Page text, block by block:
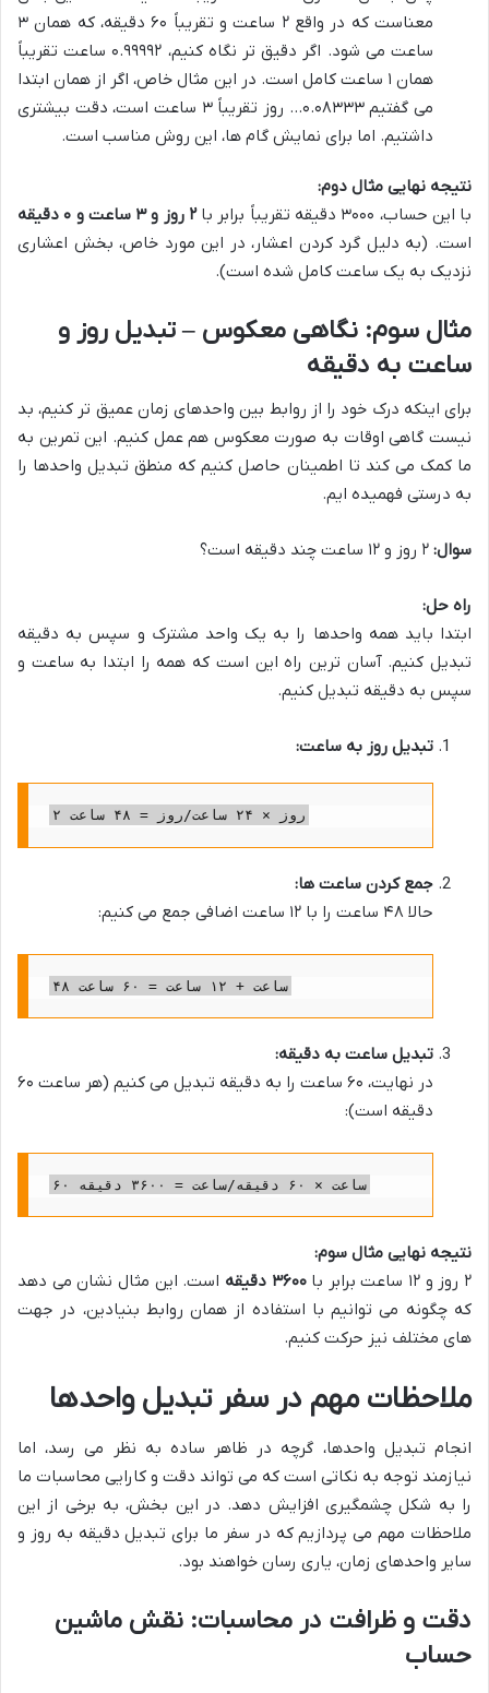
معناست که در واقع ۲ ساعت و تقریباً ۶۰ دقیقه، که همان ۳
ساعت می شود. اگر دقیق تر نگاه کنیم، ۰.۹۹۹۹۲ ساعت تقریباً
همان ۱ ساعت کامل است. در این مثال خاص، اگر از همان ابتدا
می گفتیم ۰.۰۸۳۳۳… روز تقریباً ۳ ساعت است، دقت بیشتری
داشتیم. اما برای نمایش گام ها، این روش مناسب است.
نتیجه نهایی مثال دوم:
با این حساب، ۳۰۰۰ دقیقه تقریباً برابر با
۲ روز و ۳ ساعت و ۰ دقیقه
است. (به دلیل گرد کردن اعشار، در این مورد خاص، بخش اعشاری
نزدیک به یک ساعت کامل شده است).
مثال سوم: نگاهی معکوس – تبدیل روز و
ساعت به دقیقه
برای اینکه درک خود را از روابط بین واحدهای زمان عمیق تر کنیم، بد
نیست گاهی اوقات به صورت معکوس هم عمل کنیم. این تمرین به
ما کمک می کند تا اطمینان حاصل کنیم که منطق تبدیل واحدها را
به درستی فهمیده ایم.
سوال:
راه حل:
ابتدا باید همه واحدها را به یک واحد مشترک و سپس به دقیقه
تبدیل کنیم. آسان ترین راه این است که همه را ابتدا به ساعت و
سپس به دقیقه تبدیل کنیم.
تبدیل روز به ساعت:
۲ روز × ۲۴ ساعت/روز = ۴۸ ساعت
جمع کردن ساعت ها:
حالا ۴۸ ساعت را با ۱۲ ساعت اضافی جمع می کنیم:
۴۸ ساعت + ۱۲ ساعت = ۶۰ ساعت
تبدیل ساعت به دقیقه:
در نهایت، ۶۰ ساعت را به دقیقه تبدیل می کنیم (هر ساعت ۶۰
دقیقه است):
۶۰ ساعت × ۶۰ دقیقه/ساعت = ۳۶۰۰ دقیقه
نتیجه نهایی مثال سوم:
۲ روز و ۱۲ ساعت برابر با
۳۶۰۰ دقیقه
است. این مثال نشان می دهد
که چگونه می توانیم با استفاده از همان روابط بنیادین، در جهت
های مختلف نیز حرکت کنیم.
ملاحظات مهم در سفر تبدیل واحدها
انجام تبدیل واحدها، گرچه در ظاهر ساده به نظر می رسد، اما
نیازمند توجه به نکاتی است که می تواند دقت و کارایی محاسبات ما
را به شکل چشمگیری افزایش دهد. در این بخش، به برخی از این
ملاحظات مهم می پردازیم که در سفر ما برای تبدیل دقیقه به روز و
سایر واحدهای زمان، یاری رسان خواهند بود.
دقت و ظرافت در محاسبات: نقش ماشین
حساب